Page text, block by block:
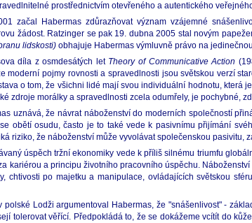
prostřednictvím otevřeného a autentického
začal Habermas zdůrazňovat význam vzájemné
žádost. Ratzinger se pak 19. dubna 2005 stal novým
lidskosti) obhajuje Habermas výmluvně právo na
díla z osmdesátých let Theory of Communicative Action
moderní pojmy rovnosti a spravedlnosti jsou světskou verzí
o tom, že všichni lidé mají svou individuální hodnotu,
zdroje morálky a spravedlnosti zcela odumřely, je pochybné,
uznává, že návrat náboženství do moderních společností
obětí osudu, často je to také vede k pasivnímu přijímání
riziko, že náboženství může vyvolávat společenskou
úspěch tržní ekonomiky vede k příliš silnému triumfu
kariérou a principu životního pracovního úspěchu.
chtivosti po majetku a manipulace, ovládajících světskou
polské Lodži argumentoval Habermas, že "snášenlivost" -
tolerovat věřící. Předpokládá to, že se dokážeme vcítít do